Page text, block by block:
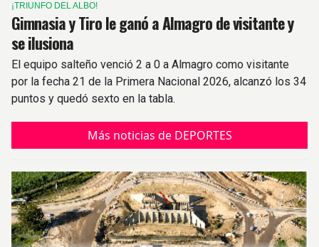
¡TRIUNFO DEL ALBO!
Gimnasia y Tiro le ganó a Almagro de visitante y
se ilusiona
El equipo salteño venció 2 a 0 a Almagro como visitante
por la fecha 21 de la Primera Nacional 2026, alcanzó los 34
puntos y quedó sexto en la tabla.
Más noticias de DEPORTES